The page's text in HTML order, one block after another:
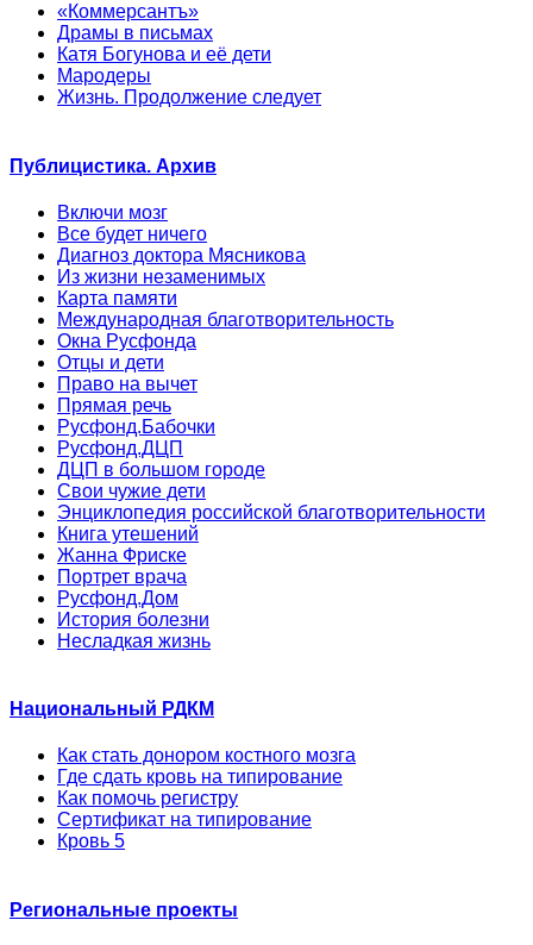
«Коммерсантъ»
Драмы в письмах
Катя Богунова и её дети
Мародеры
Жизнь. Продолжение следует
Публицистика. Архив
Включи мозг
Все будет ничего
Диагноз доктора Мясникова
Из жизни незаменимых
Карта памяти
Международная благотворительность
Окна Русфонда
Отцы и дети
Право на вычет
Прямая речь
Русфонд.Бабочки
Русфонд.ДЦП
ДЦП в большом городе
Свои чужие дети
Энциклопедия российской благотворительности
Книга утешений
Жанна Фриске
Портрет врача
Русфонд.Дом
История болезни
Несладкая жизнь
Национальный РДКМ
Как стать донором костного мозга
Где сдать кровь на типирование
Как помочь регистру
Сертификат на типирование
Кровь 5
Региональные проекты